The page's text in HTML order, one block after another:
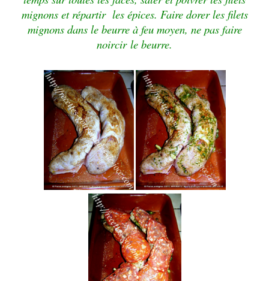
mignons et répartir les épices. Faire dorer les filets
mignons dans le beurre à feu moyen, ne pas faire
noircir le beurre.